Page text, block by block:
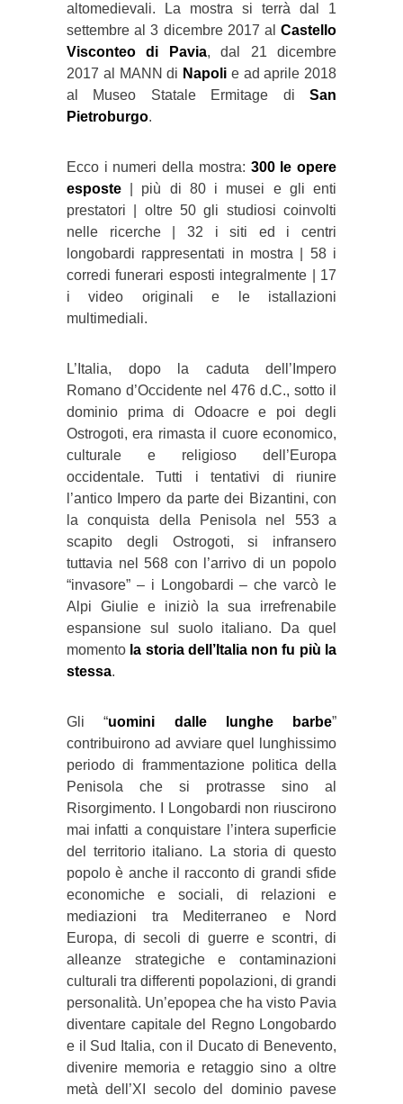
altomedievali. La mostra si terrà dal 1
settembre al 3 dicembre 2017 al Castello
Visconteo di Pavia, dal 21 dicembre
2017 al MANN di Napoli e ad aprile 2018
al Museo Statale Ermitage di San
Pietroburgo.
Ecco i numeri della mostra: 300 le opere
esposte | più di 80 i musei e gli enti
prestatori | oltre 50 gli studiosi coinvolti
nelle ricerche | 32 i siti ed i centri
longobardi rappresentati in mostra | 58 i
corredi funerari esposti integralmente | 17
i video originali e le istallazioni
multimediali.
L’Italia, dopo la caduta dell’Impero
Romano d’Occidente nel 476 d.C., sotto il
dominio prima di Odoacre e poi degli
Ostrogoti, era rimasta il cuore economico,
culturale e religioso dell’Europa
occidentale. Tutti i tentativi di riunire
l’antico Impero da parte dei Bizantini, con
la conquista della Penisola nel 553 a
scapito degli Ostrogoti, si infransero
tuttavia nel 568 con l’arrivo di un popolo
“invasore” – i Longobardi – che varcò le
Alpi Giulie e iniziò la sua irrefrenabile
espansione sul suolo italiano. Da quel
momento la storia dell’Italia non fu più la
stessa.
Gli “uomini dalle lunghe barbe”
contribuirono ad avviare quel lunghissimo
periodo di frammentazione politica della
Penisola che si protrasse sino al
Risorgimento. I Longobardi non riuscirono
mai infatti a conquistare l’intera superficie
del territorio italiano. La storia di questo
popolo è anche il racconto di grandi sfide
economiche e sociali, di relazioni e
mediazioni tra Mediterraneo e Nord
Europa, di secoli di guerre e scontri, di
alleanze strategiche e contaminazioni
culturali tra differenti popolazioni, di grandi
personalità. Un’epopea che ha visto Pavia
diventare capitale del Regno Longobardo
e il Sud Italia, con il Ducato di Benevento,
divenire memoria e retaggio sino a oltre
metà dell’XI secolo del dominio pavese